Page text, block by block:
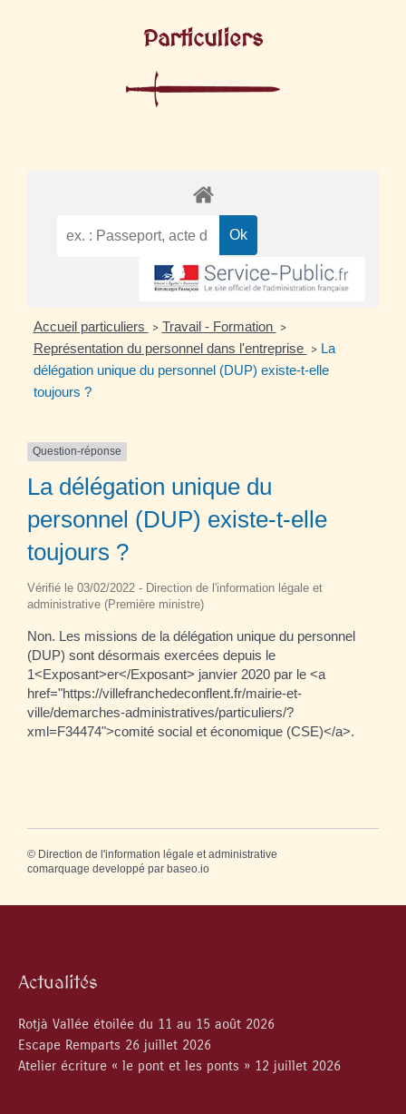
Particuliers
Accueil particuliers > Travail - Formation >
Représentation du personnel dans l'entreprise > La
délégation unique du personnel (DUP) existe-t-elle
toujours ?
Question-réponse
La délégation unique du
personnel (DUP) existe-t-elle
toujours ?
Vérifié le 03/02/2022 - Direction de l'information légale et
administrative (Première ministre)
Non. Les missions de la délégation unique du personnel
(DUP) sont désormais exercées depuis le
1<Exposant>er</Exposant> janvier 2020 par le <a
href="https://villefranchedeconflent.fr/mairie-et-
ville/demarches-administratives/particuliers/?
xml=F34474">comité social et économique (CSE)</a>.
© Direction de l'information légale et administrative
comarquage developpé par baseo.io
Actualités
Rotjà Vallée étoilée du 11 au 15 août 2026
Escape Remparts 26 juillet 2026
Atelier écriture « le pont et les ponts » 12 juillet 2026